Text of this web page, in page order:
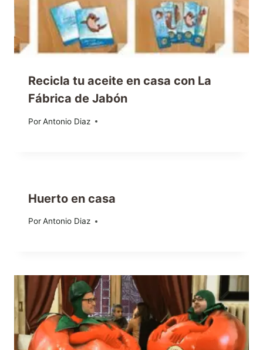
Recicla tu aceite en casa con La
Fábrica de Jabón
PorAntonio Diaz
16/05/2014
Huerto en casa
PorAntonio Diaz
04/11/2020